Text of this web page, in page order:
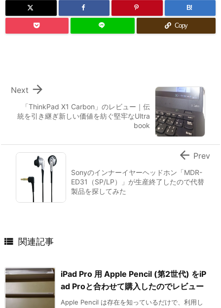
B!
Copy
「ThinkPad X1 Carbon」のレビュー｜伝
統を引き継ぎ新しい価値を紡ぐ堅牢なUltra
book

Next
Sonyのインナーイヤーヘッドホン「MDR-
ED31（SP/LP）」が生産終了したので代替
製品を探してみた
 Prev
 関連記事
iPad Pro 用 Apple Pencil (第2世代) をiP
ad Proと合わせて購入したのでレビュー
Apple Pencil は存在を知っているだけで、利用し